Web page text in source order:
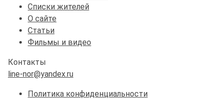
Списки жителей
О сайте
Статьи
Фильмы и видео
Контакты
line-nor@yandex.ru
Политика конфиденциальности